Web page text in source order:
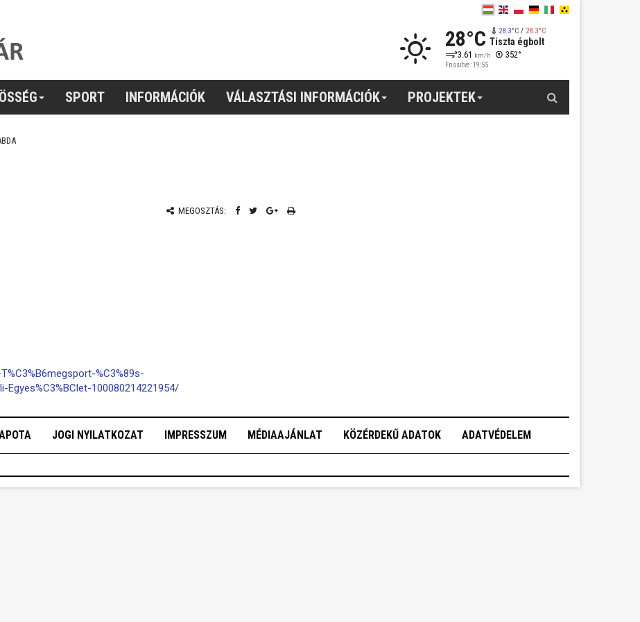
28°C 28.3°C/ 28.3°C
Tiszta égbolt
3.61 km/h 352°
Frissítve: 19:55
SPORT INFORMÁCIÓK VÁLASZTÁSI INFORMÁCIÓK PROJEKTEK
MEGOSZTÁS:
%C3%89s-
Egyes%C3%BClet-100080214221954/
JOGI NYILATKOZAT IMPRESSZUM MÉDIAAJÁNLAT KÖZÉRDEKŰ ADATOK ADATVÉDELEM